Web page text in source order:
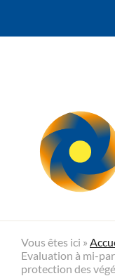
Vous êtes ici »
Evaluation à mi-
protection des